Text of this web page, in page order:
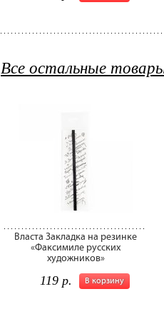
Все остальные
Власта Закладка на резинке
«Факсимиле русских
художников»
В корзину
119 р.